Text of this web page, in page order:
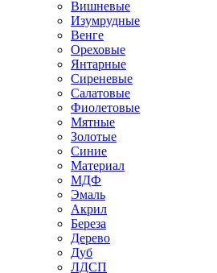
Вишневые
Изумрудные
Венге
Ореховые
Янтарные
Сиреневые
Салатовые
Фиолетовые
Мятные
Золотые
Синие
Материал
МДФ
Эмаль
Акрил
Береза
Дерево
Дуб
ЛДСП